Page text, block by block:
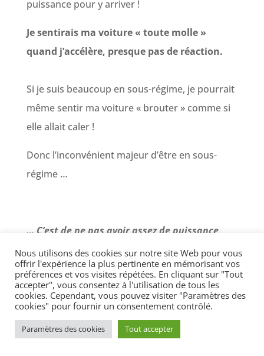
puissance pour y arriver !
Je sentirais ma voiture « toute molle »
quand j’accélère, presque pas de réaction.
Si je suis beaucoup en sous-régime, je pourrait
même sentir ma voiture « brouter » comme si
elle allait caler !
Donc l’inconvénient majeur d’être en sous-
régime …
… C’est de ne pas avoir assez de puissance
pour se dégager dans une situation
dangereuse.
Au beau milieu d’une intersection par exemple.
Nous utilisons des cookies sur notre site Web pour vous
offrir l'expérience la plus pertinente en mémorisant vos
préférences et vos visites répétées. En cliquant sur "Tout
accepter", vous consentez à l'utilisation de tous les
cookies. Cependant, vous pouvez visiter "Paramètres des
cookies" pour fournir un consentement contrôlé.
Paramètres des cookies Tout accepter